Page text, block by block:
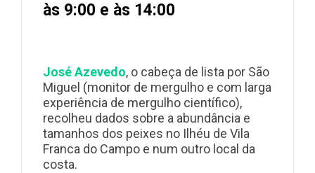
às 9:00 e às 14:00
José Azevedo, o cabeça de lista por São
Miguel (monitor de mergulho e com larga
experiência de mergulho científico),
recolheu dados sobre a abundância e
tamanhos dos peixes no Ilhéu de Vila
Franca do Campo e num outro local da
costa.